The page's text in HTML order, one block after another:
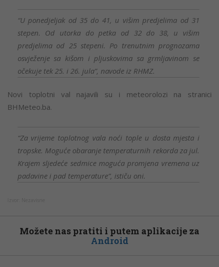
“U ponedjeljak od 35 do 41, u višim predjelima od 31
stepen. Od utorka do petka od 32 do 38, u višim
predjelima od 25 stepeni. Po trenutnim prognozama
osvježenje sa kišom i pljuskovima sa grmljavinom se
očekuje tek 25. i 26. jula”, navode iz RHMZ.
Novi toplotni val najavili su i meteorolozi na stranici
BHMeteo.ba.
“Za vrijeme toplotnog vala noći tople u dosta mjesta i
tropske. Moguće obaranje temperaturnih rekorda za jul.
Krajem sljedeće sedmice moguća promjena vremena uz
padavine i pad temperature”, ističu oni.
Možete nas pratiti i putem aplikacije za
Android